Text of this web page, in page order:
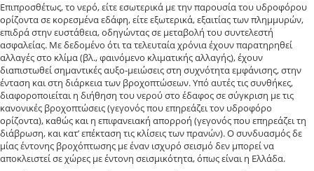
Επιπροσθέτως, το νερό, είτε εσωτερικά με την παρουσία του υδροφόρου
ορίζοντα σε κορεσμένα εδάφη, είτε εξωτερικά, εξαιτίας των πλημμυρών,
επιδρά στην ευστάθεια, οδηγώντας σε μεταβολή του συντελεστή
ασφαλείας. Με δεδομένο ότι τα τελευταία χρόνια έχουν παρατηρηθεί
αλλαγές στο κλίμα (βλ., φαινόμενο κλιματικής αλλαγής), έχουν
διαπιστωθεί σημαντικές αυξο-μειώσεις στη συχνότητα εμφάνισης, στην
ένταση και στη διάρκεια των βροχοπτώσεων. Υπό αυτές τις συνθήκες,
διαφοροποιείται η διήθηση του νερού στο έδαφος σε σύγκριση με τις
κανονικές βροχοπτώσεις (γεγονός που επηρεάζει τον υδροφόρο
ορίζοντα), καθώς και η επιφανειακή απορροή (γεγονός που επηρεάζει τη
διάβρωση, και κατ’ επέκταση τις κλίσεις των πρανών). Ο συνδυασμός δε
μίας έντονης βροχόπτωσης με έναν ισχυρό σεισμό δεν μπορεί να
αποκλειστεί σε χώρες με έντονη σεισμικότητα, όπως είναι η Ελλάδα.